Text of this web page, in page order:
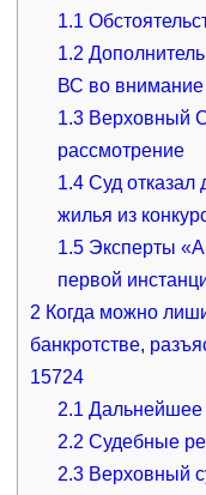
1.1
1.2
ВС во внимание
1.3 Верховный
рассмотрение
1.4 Суд отказал
жилья из
1.5 Эксперты
первой
2 Когда можно
банкротстве,
15724
2.1 Дальнейшее
2.2 Судебные
2.3 Верховный